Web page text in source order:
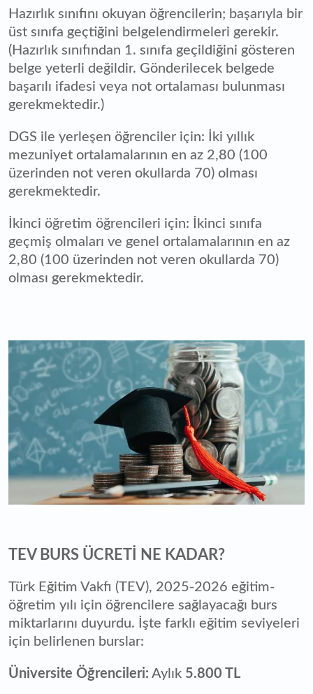
Hazırlık sınıfını okuyan öğrencilerin; başarıyla bir
üst sınıfa geçtiğini belgelendirmeleri gerekir.
(Hazırlık sınıfından 1. sınıfa geçildiğini gösteren
belge yeterli değildir. Gönderilecek belgede
başarılı ifadesi veya not ortalaması bulunması
gerekmektedir.)
DGS ile yerleşen öğrenciler için: İki yıllık
mezuniyet ortalamalarının en az 2,80 (100
üzerinden not veren okullarda 70) olması
gerekmektedir.
İkinci öğretim öğrencileri için: İkinci sınıfa
geçmiş olmaları ve genel ortalamalarının en az
2,80 (100 üzerinden not veren okullarda 70)
olması gerekmektedir.
TEV BURS ÜCRETİ NE KADAR?
Türk Eğitim Vakfı (TEV), 2025-2026 eğitim-
öğretim yılı için öğrencilere sağlayacağı burs
miktarlarını duyurdu. İşte farklı eğitim seviyeleri
için belirlenen burslar:
Üniversite Öğrencileri: Aylık 5.800 TL